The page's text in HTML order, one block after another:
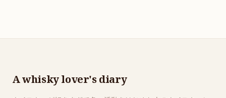
A whisky lover's diary